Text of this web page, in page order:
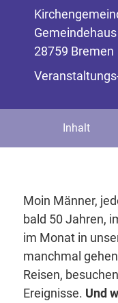
28759 Bremen
Inhalt
Moin Männer,
bald 50 Jahren,
im Monat in
manchmal
Reisen,
Ereignisse. Und